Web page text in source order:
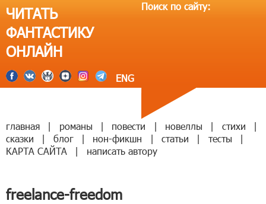
ЧИТАТЬ
ФАНТАСТИКУ
ОНЛАЙН
ENG
Поиск по сайту:
главная | романы | повести | новеллы | стихи
|
сказки
| блог | нон-фикшн | статьи | тесты
|
КАРТА САЙТА
| написать автору
freelance-freedom